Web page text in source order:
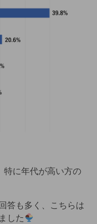
特に年代が高い方の
答も多く、こちらは
した